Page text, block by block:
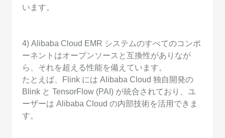
います。
4) Alibaba Cloud EMR システムのすべてのコンポ
ーネントはオープンソースと互換性がありなが
ら、それを超える性能を備えています。
たとえば、Flink には Alibaba Cloud 独自開発の
Blink と TensorFlow (PAI) が統合されており、ユ
ーザーは Alibaba Cloud の内部技術を活用できま
す。